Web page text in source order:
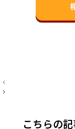
投
稿
こちらの